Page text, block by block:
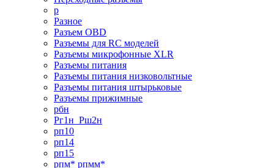
р
Разное
Разъем OBD
Разъемы для RC моделей
Разъемы микрофонные XLR
Разъемы питания
Разъемы питания низковольтные
Разъемы питания штырьковые
Разъемы прижимные
рбн
Рг1н_Рш2н
рп10
рп14
рп15
рпм* рпмм*